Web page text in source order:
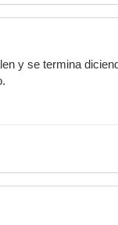
y se termina